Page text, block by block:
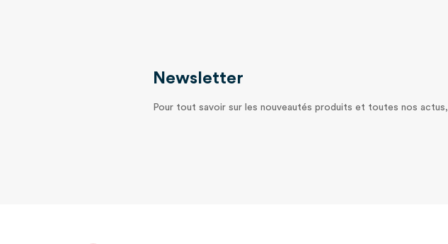
Newsletter
Pour tout savoir sur les nouveautés produits et toutes nos actus,